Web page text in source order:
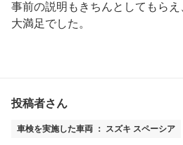
事前の説明もきちんとしてもら
大満足でした。
投稿者さん
車検を実施した車両 ： スズキ スペーシア